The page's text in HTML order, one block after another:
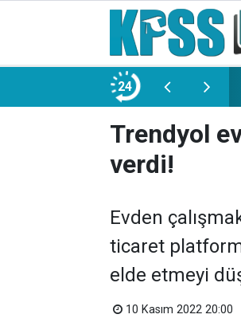
24
Memur Alımı Başlıyor!
Trendyol
verdi!
Evden
ticaret
elde etmeyi
10 Kasım 2022 20:00